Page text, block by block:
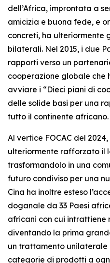
dell’Africa, improntata a
amicizia e buona fede, e
concreti, ha ulteriormente
bilaterali. Nel 2015, i due
rapporti verso un
cooperazione globale che
avviare i “Dieci piani di
delle solide basi per una
tutto il continente africano.
Al vertice FOCAC del
ulteriormente rafforzato il
trasformandolo in una
futuro condiviso per una
Cina ha inoltre esteso
doganale da 33 Paesi
africani con cui intrattiene
diventando la prima
un trattamento
categorie di prodotti a